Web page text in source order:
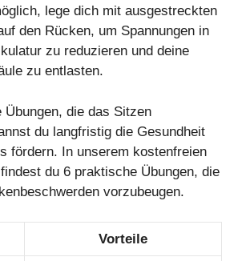
lege dich mit ausgestreckten
den Rücken, um Spannungen in
zu reduzieren und deine
zu entlasten.
Übungen, die das Sitzen
du langfristig die Gesundheit
fördern. In unserem kostenfreien
du 6 praktische Übungen, die
vorzubeugen.
Vorteile